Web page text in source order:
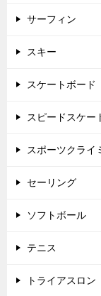
サーフィン
スキー
スケートボード
スピードスケー
スポーツクライ
セーリング
ソフトボール
テニス
トライアスロン